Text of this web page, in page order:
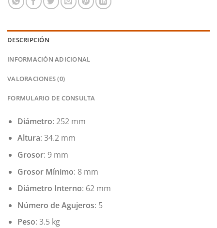
DESCRIPCIÓN
INFORMACIÓN ADICIONAL
VALORACIONES (0)
FORMULARIO DE CONSULTA
Diámetro: 252 mm
Altura: 34.2 mm
Grosor: 9 mm
Grosor Mínimo: 8 mm
Diámetro Interno: 62 mm
Número de Agujeros: 5
Peso: 3.5 kg